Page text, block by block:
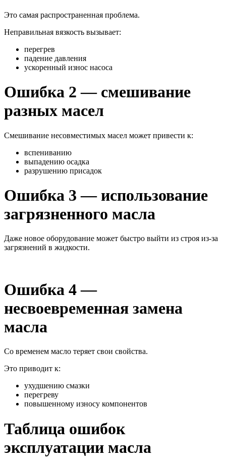
Это самая распространенная проблема.
Неправильная вязкость вызывает:
перегрев
падение давления
ускоренный износ насоса
Ошибка 2 — смешивание
разных масел
Смешивание несовместимых масел может привести к:
вспениванию
выпадению осадка
разрушению присадок
Ошибка 3 — использование
загрязненного масла
Даже новое оборудование может быстро выйти из строя из-за
загрязнений в жидкости.
Ошибка 4 —
несвоевременная замена
масла
Со временем масло теряет свои свойства.
Это приводит к:
ухудшению смазки
перегреву
повышенному износу компонентов
Таблица ошибок
эксплуатации масла